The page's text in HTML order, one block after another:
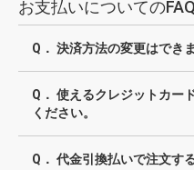
お支払いについてのFAQ
Q． 決済方法の変更はでき
Q． 使えるクレジットカー
ください。
Q． 代金引換払いで注文す